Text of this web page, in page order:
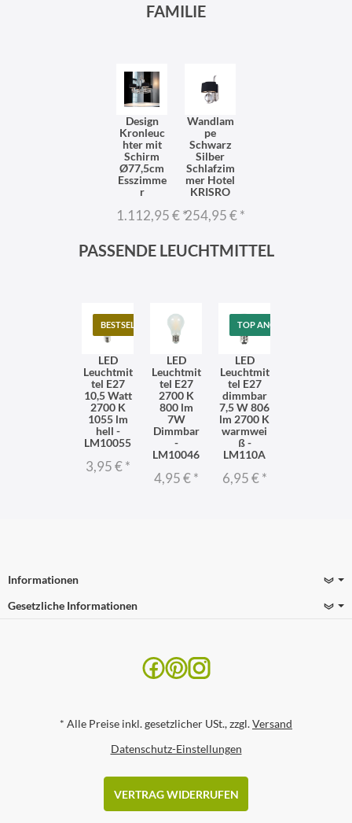
FAMILIE
Design
Kronleuc
hter mit
Schirm
Ø77,5cm
Esszimme
r
1.112,95 €*
Wandlam
pe
Schwarz
Silber
Schlafzim
mer Hotel
KRISRO
254,95 €*
PASSENDE LEUCHTMITTEL
BESTSELLER
LED
Leuchtmit
tel E27
10,5 Watt
2700 K
1055 lm
hell -
LM10055
3,95 €*
LED
Leuchtmit
tel E27
2700 K
800 lm
7W
Dimmbar
-
LM10046
4,95 €*
TOP ANGEBOT
LED
Leuchtmit
tel E27
dimmbar
7,5 W 806
lm 2700 K
warmwei
ß -
LM110A
6,95 €*
Informationen
Gesetzliche Informationen
* Alle Preise inkl. gesetzlicher USt., zzgl.Versand
Datenschutz-Einstellungen
VERTRAG WIDERRUFEN